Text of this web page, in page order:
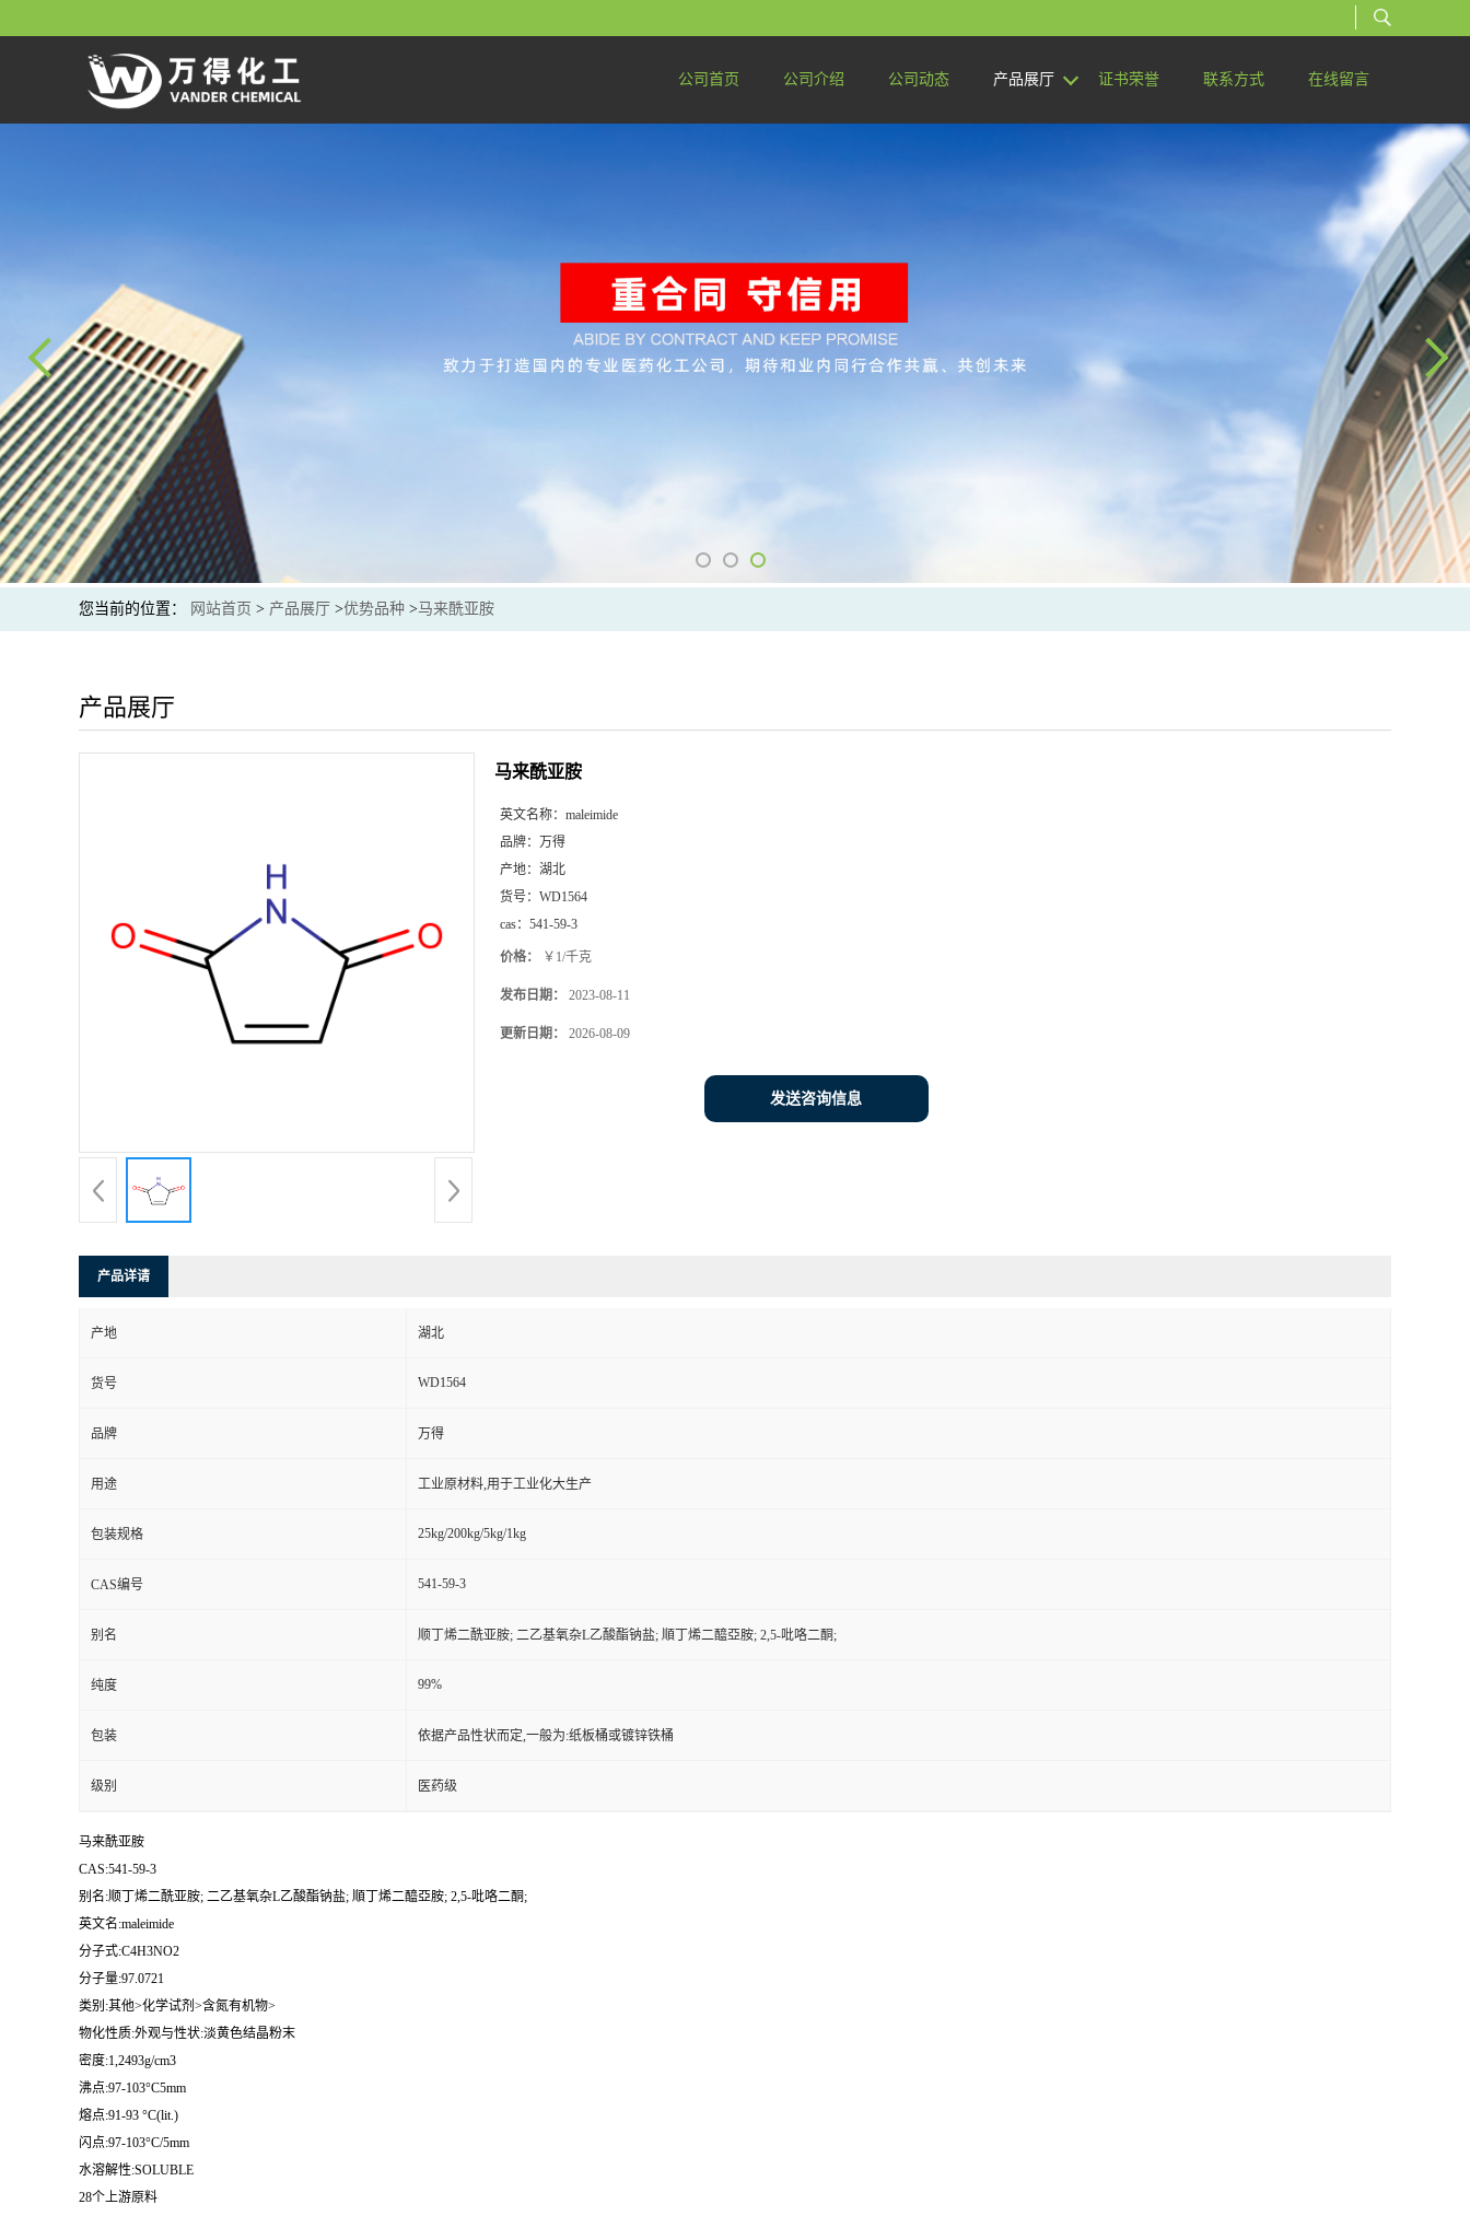
公司首页 公司介绍 公司动态 产品展厅 证书荣誉 联系方式 在线留言
您当前的位置： 网站首页 > 产品展厅 >优势品种 >马来酰亚胺
产品展厅
马来酰亚胺
英文名称： maleimide
品牌： 万得
产地： 湖北
货号： WD1564
cas： 541-59-3
价格： ￥1/千克
发布日期： 2023-08-11
更新日期： 2026-08-09
发送咨询信息
产品详请
产地 湖北
货号 WD1564
品牌 万得
用途 工业原材料,用于工业化大生产
包装规格 25kg/200kg/5kg/1kg
CAS编号 541-59-3
别名 顺丁烯二酰亚胺; 二乙基氧杂L乙酸酯钠盐; 順丁烯二醯亞胺; 2,5-吡咯二酮;
纯度 99%
包装 依据产品性状而定,一般为:纸板桶或镀锌铁桶
级别 医药级
马来酰亚胺
CAS:541-59-3
别名:顺丁烯二酰亚胺; 二乙基氧杂L乙酸酯钠盐; 順丁烯二醯亞胺; 2,5-吡咯二酮;
英文名:maleimide
分子式:C4H3NO2
分子量:97.0721
类别:其他>化学试剂>含氮有机物>
物化性质:外观与性状:淡黄色结晶粉末
密度:1,2493g/cm3
沸点:97-103°C5mm
熔点:91-93 °C(lit.)
闪点:97-103°C/5mm
水溶解性:SOLUBLE
28个上游原料